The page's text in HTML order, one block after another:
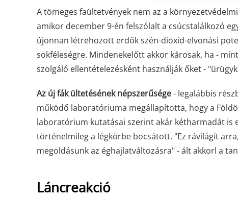
A tömeges faültetvények nem az a
amikor december 9-én felszólalt a csúcstalálkozó
újonnan létrehozott erdők szén-dioxid-elvonási
sokféleségre. Mindenekelőtt akkor károsak, ha -
szolgáló ellentételezésként használják őket -
Az új fák ültetésének népszerűsége- legalábbis
működő laboratóriuma megállapította, hogy a
laboratórium kutatásai szerint akár kétharmadát is
történelmileg a légkörbe bocsátott. "Ez rávilágít
megoldásunk az éghajlatváltozásra" - ált akkorl a
Láncreakció